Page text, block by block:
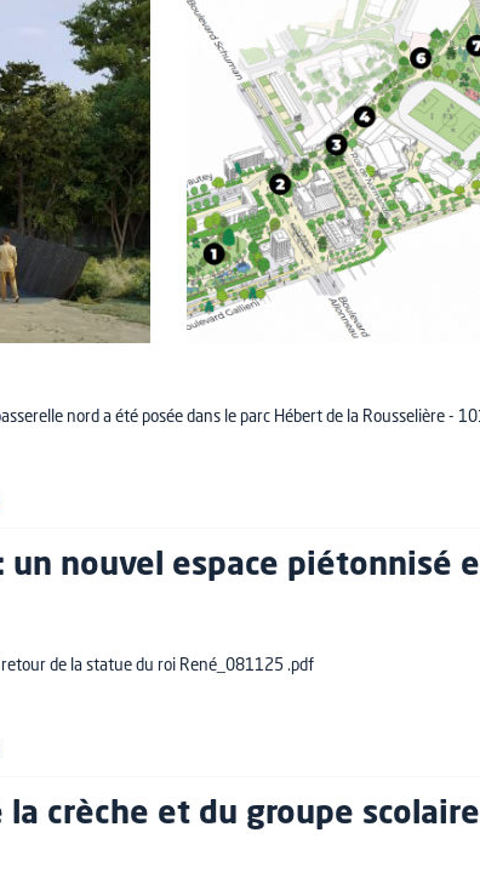
nord a été posée dans le parc Hébert de la Rousselière -
un nouvel espace piétonnisé
de la statue du roi René_081125 .pdf
la crèche et du groupe